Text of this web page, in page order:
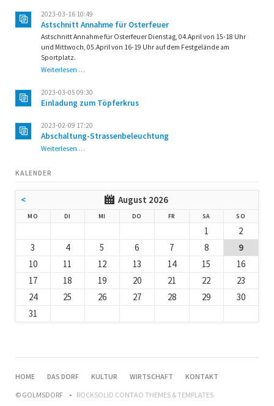
2023-03-16 10:49
Astschnitt Annahme für Osterfeuer
Astschnitt Annahme für Osterfeuer Dienstag, 04.April von 15-18 Uhr
und Mittwoch, 05.April von 16-19 Uhr auf dem Festgelände am
Sportplatz.
Weiterlesen …Astschnitt
für
Osterfeuer
2023-03-05 09:30
Einladung zum Töpferkrus
2023-02-09 17:20
Abschaltung-Strassenbeleuchtung
Weiterlesen …
KALENDER
< August 2026
MO DI MI DO NNERSTAG
FR SA SO
1
2
3
4 5 6 7 8
9
10
11 12 13 14 15
16
17
18 19 20 21 22
23
24
25 26 27 28 29
30
31
NAVIGATION
HOME DAS DORF KULTUR WIRTSCHAFT
KONTAKT
© GOLMSDORF
ROCKSOLID CONTAO THEMES & TEMPLATES